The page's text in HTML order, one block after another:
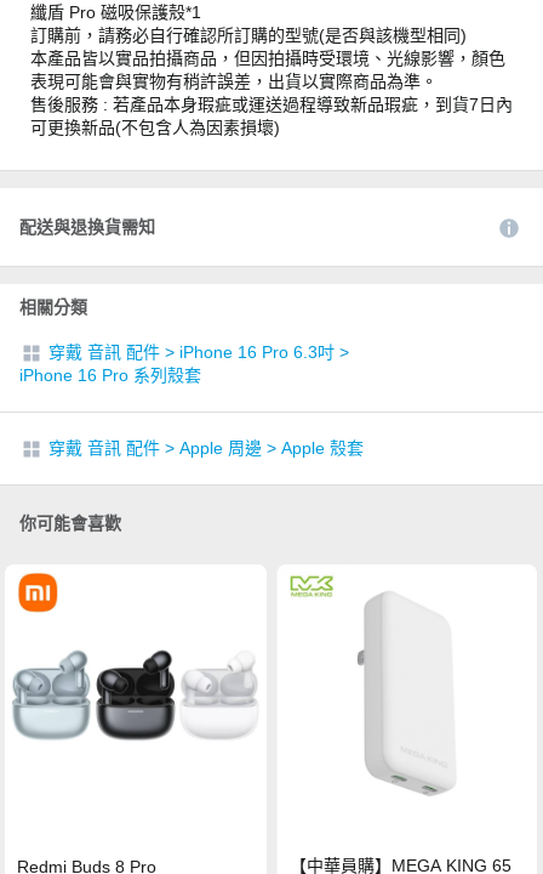
纖盾 Pro 磁吸保護殼*1
訂購前，請務必自行確認所訂購的型號(是否與該機型相同)
本產品皆以實品拍攝商品，但因拍攝時受環境、光線影響，顏色
表現可能會與實物有稍許誤差，出貨以實際商品為準。
售後服務 : 若產品本身瑕疵或運送過程導致新品瑕疵，到貨7日內
可更換新品(不包含人為因素損壞)
配送與退換貨需知
相關分類
穿戴 音訊 配件 > iPhone 16 Pro 6.3吋 >
iPhone 16 Pro 系列殼套
穿戴 音訊 配件 > Apple 周邊 > Apple 殼套
你可能會喜歡
Redmi Buds 8 Pro 【中華員購】MEGA KING 65